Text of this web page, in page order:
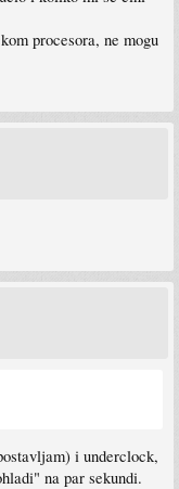
grafika ne ohladi malo...
procesora, ne mogu
i underclock,
na par sekundi.